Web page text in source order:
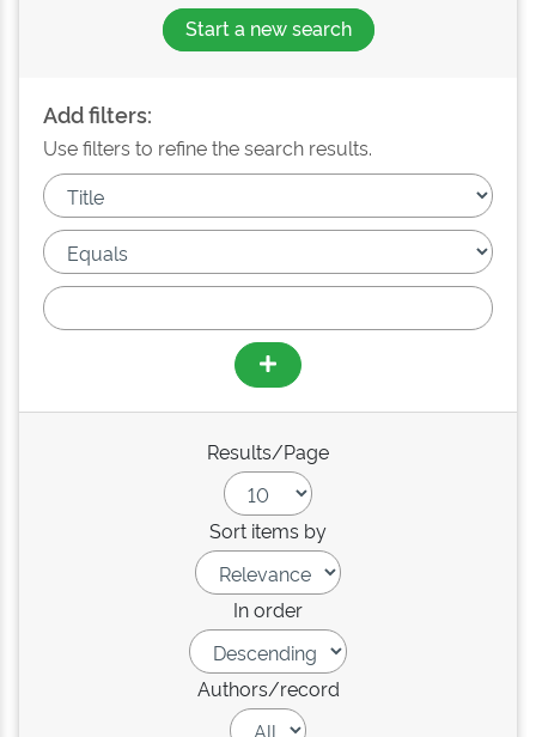
Start a new search
Add filters:
Use filters to refine the search results.
Results/Page
Sort items by
In order
Authors/record